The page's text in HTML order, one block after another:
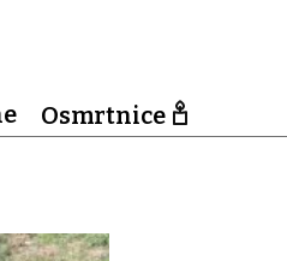
Osmrtnice